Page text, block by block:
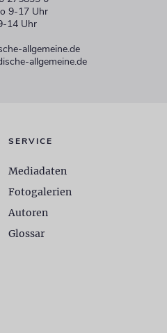
9-17 Uhr
14 Uhr
allgemeine.de
allgemeine.de
SERVICE
Mediadaten
Fotogalerien
Autoren
Glossar